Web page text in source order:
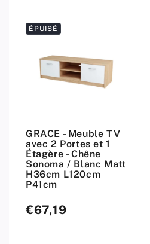
ÉPUISÉ
GRACE - Meuble TV
avec 2 Portes et 1
Étagère - Chêne
Sonoma / Blanc Matt
H36cm L120cm
P41cm
Prix
standard
€67,19